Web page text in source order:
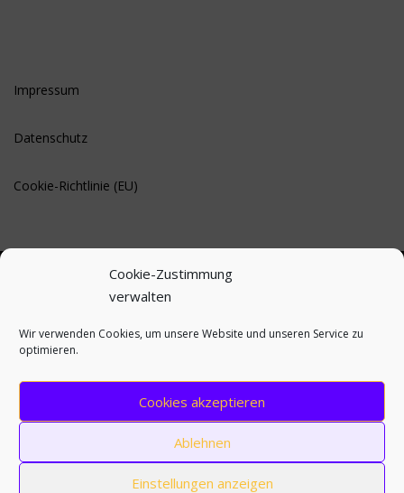
Cookie-Zustimmung
verwalten
Wir verwenden Cookies, um unsere Website und unseren Service zu
optimieren.
Cookies akzeptieren
Ablehnen
Einstellungen anzeigen
Impressum
Datenschutz
Cookie-Richtlinie (EU)